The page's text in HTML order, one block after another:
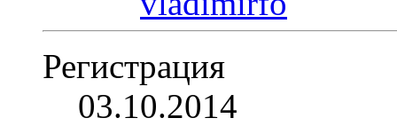
Регистрация
03.10.2014